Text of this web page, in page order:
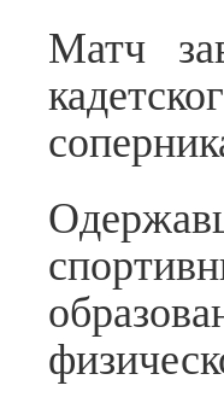
Матч